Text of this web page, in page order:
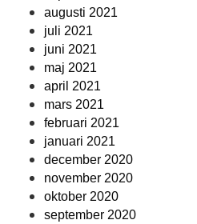
augusti 2021
juli 2021
juni 2021
maj 2021
april 2021
mars 2021
februari 2021
januari 2021
december 2020
november 2020
oktober 2020
september 2020